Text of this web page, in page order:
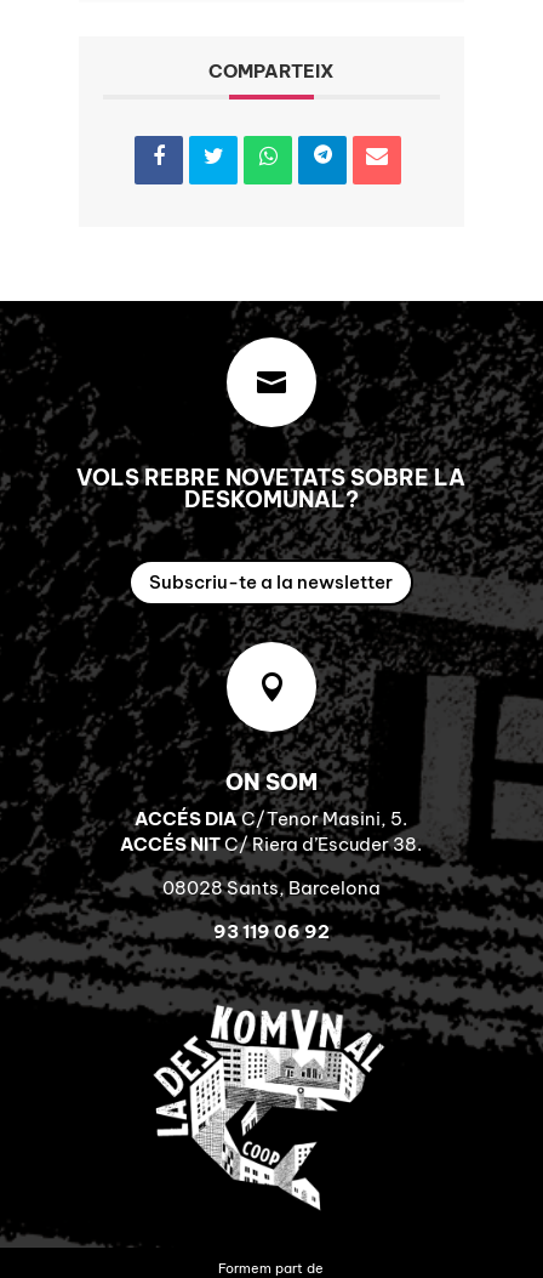
COMPARTEIX

VOLS REBRE NOVETATS SOBRE LA
DESKOMUNAL?
Subscriu-te a la newsletter

ON SOM
ACCÉS DIAC/Tenor Masini, 5.
ACCÉS NITC/ Riera d’Escuder 38.
08028 Sants, Barcelona
93 119 06 92
Formem part de